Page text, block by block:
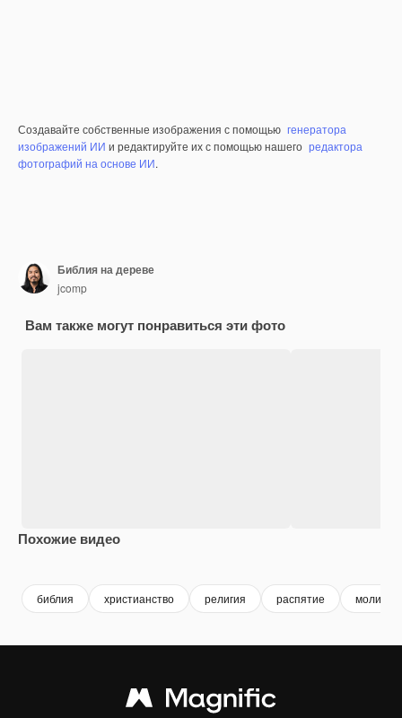
Создавайте собственные изображения с помощью генератора
изображений ИИ и редактируйте их с помощью нашего редактора
фотографий на основе ИИ.
Библия на дереве
jcomp
Вам также могут понравиться эти фото
Похожие видео
библия христианство религия распятие молитва